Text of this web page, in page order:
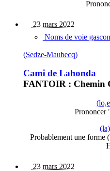
23 mars 2022
Noms de voie
(Sedze-Maubecq)
Cami de Lahonda
FANTOIR : Chemin
Prononcer
Probablement une forme
23 mars 2022